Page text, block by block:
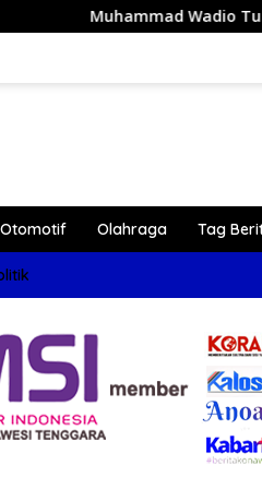
Wadio Tuntaskan Reses
Otomotif Olahraga Tag